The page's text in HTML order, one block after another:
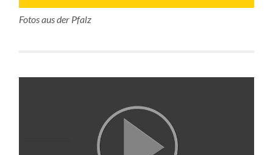
Fotos aus der Pfalz